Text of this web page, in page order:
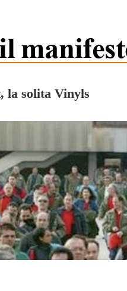
la solita Vinyls